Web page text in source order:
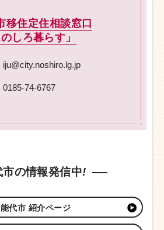
移住定住相談窓口
のしろ暮らす」
iju@city.noshiro.lg.jp
0185-74-6767
市の情報発信中!
能代市 紹介ページ